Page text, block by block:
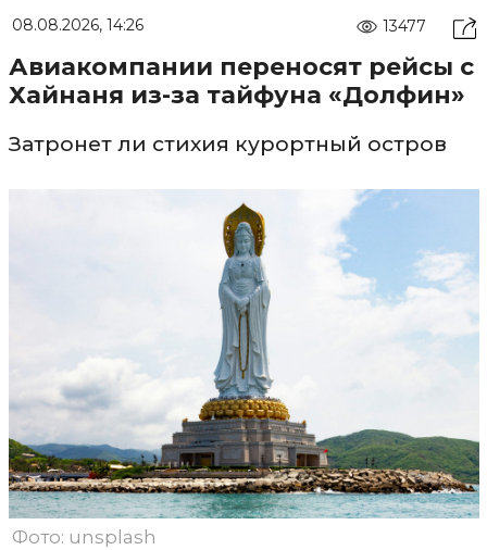
08.08.2026, 14:26 13477
Авиакомпании переносят рейсы с
Хайнаня из-за тайфуна «Долфин»
Затронет ли стихия курортный остров
Фото: unsplash